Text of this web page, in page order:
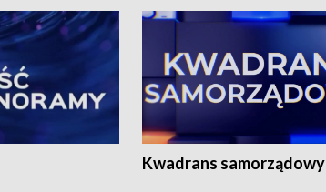
Kwadrans samorządowy